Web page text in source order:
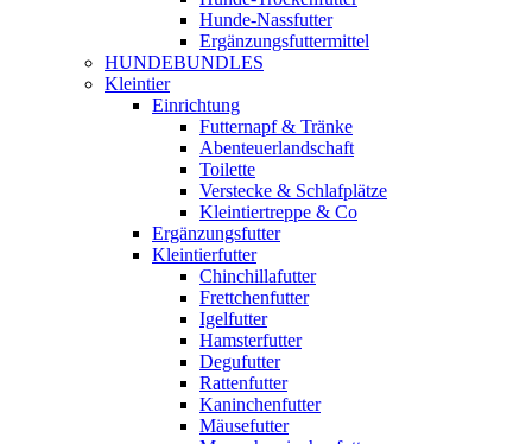
Hunde-Nassfutter
Ergänzungsfuttermittel
HUNDEBUNDLES
Kleintier
Einrichtung
Futternapf & Tränke
Abenteuerlandschaft
Toilette
Verstecke & Schlafplätze
Kleintiertreppe & Co
Ergänzungsfutter
Kleintierfutter
Chinchillafutter
Frettchenfutter
Igelfutter
Hamsterfutter
Degufutter
Rattenfutter
Kaninchenfutter
Mäusefutter